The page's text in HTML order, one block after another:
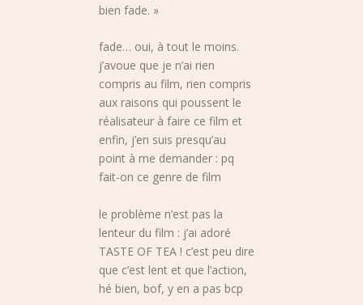
bien fade. »
fade… oui, à tout le moins.
j’avoue que je n’ai rien
compris au film, rien compris
aux raisons qui poussent le
réalisateur à faire ce film et
enfin, j’en suis presqu’au
point à me demander : pq
fait-on ce genre de film
le problème n’est pas la
lenteur du film : j’ai adoré
TASTE OF TEA ! c’est peu dire
que c’est lent et que l’action,
hé bien, bof, y en a pas bcp